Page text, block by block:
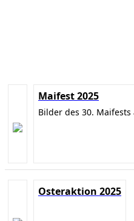
Maifest 2025
Bilder des 30. Maifests
Osteraktion 2025